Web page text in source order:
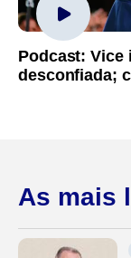
Podcast: Vice
desconfiada;
As mais